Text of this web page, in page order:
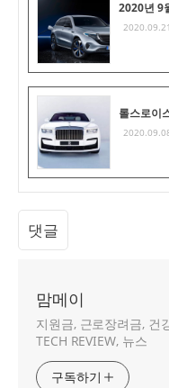
2020년 9
2020.09.21
롤스로이
댓글
맘메이
지원금, 근로장려금, 건
TECH REVIEW, 뉴스
구독하기